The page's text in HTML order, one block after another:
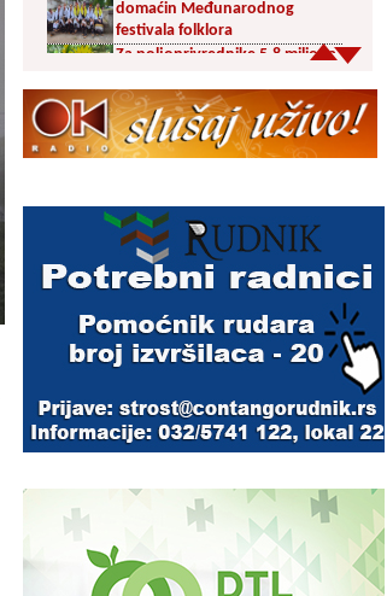
domaćin Međunarodnog
festivala folklora
Za poljoprivrednike 5,8 miliona
Svetska nedelja dojenja –
Dojenje najbolji početak
Akcija dobrovoljnog davanja
krvi u četvrtak u Vranju
Ukrao novac iz crkve: Policija
Karađorđevići po povratku iz
Grčke posetili manastir Svetog
kod Vranja (FOTO)
Divlja borovnica “na malo” i do
10 evra
Pravoslavci danas obeležavaju
Blagu Mariju